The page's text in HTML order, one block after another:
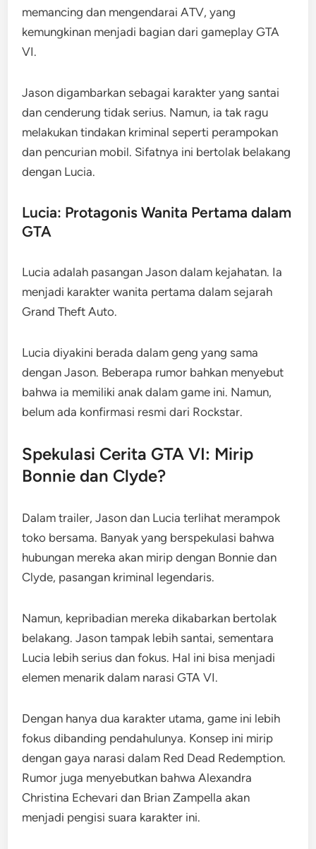
memancing dan mengendarai ATV, yang
kemungkinan menjadi bagian dari gameplay GTA
VI.
Jason digambarkan sebagai karakter yang santai
dan cenderung tidak serius. Namun, ia tak ragu
melakukan tindakan kriminal seperti perampokan
dan pencurian mobil. Sifatnya ini bertolak belakang
dengan Lucia.
Lucia: Protagonis Wanita Pertama dalam
GTA
Lucia adalah pasangan Jason dalam kejahatan. Ia
menjadi karakter wanita pertama dalam sejarah
Grand Theft Auto.
Lucia diyakini berada dalam geng yang sama
dengan Jason. Beberapa rumor bahkan menyebut
bahwa ia memiliki anak dalam game ini. Namun,
belum ada konfirmasi resmi dari Rockstar.
Spekulasi Cerita GTA VI: Mirip
Bonnie dan Clyde?
Dalam trailer, Jason dan Lucia terlihat merampok
toko bersama. Banyak yang berspekulasi bahwa
hubungan mereka akan mirip dengan Bonnie dan
Clyde, pasangan kriminal legendaris.
Namun, kepribadian mereka dikabarkan bertolak
belakang. Jason tampak lebih santai, sementara
Lucia lebih serius dan fokus. Hal ini bisa menjadi
elemen menarik dalam narasi GTA VI.
Dengan hanya dua karakter utama, game ini lebih
fokus dibanding pendahulunya. Konsep ini mirip
dengan gaya narasi dalam Red Dead Redemption.
Rumor juga menyebutkan bahwa Alexandra
Christina Echevari dan Brian Zampella akan
menjadi pengisi suara karakter ini.